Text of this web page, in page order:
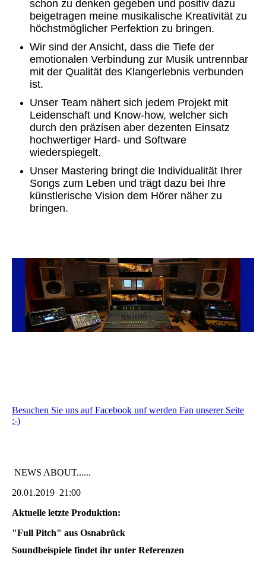
schon zu denken gegeben und positiv dazu
beigetragen meine musikalische Kreativität zu
höchstmöglicher Perfektion zu bringen.
Wir sind der Ansicht, dass die Tiefe der
emotionalen Verbindung zur Musik untrennbar
mit der Qualität des Klangerlebnis verbunden
ist.
Unser Team nähert sich jedem Projekt mit
Leidenschaft und Know-how, welcher sich
durch den präzisen aber dezenten Einsatz
hochwertiger Hard- und Software
wiederspiegelt.
Unser Mastering bringt die Individualität Ihrer
Songs zum Leben und trägt dazu bei Ihre
künstlerische Vision dem Hörer näher zu
bringen.
Besuchen Sie uns auf Facebook unf werden Fan unserer Seite
;-)
NEWS ABOUT......
20.01.2019 21:00
Aktuelle letzte Produktion:
"Full Pitch" aus Osnabrück
Soundbeispiele findet ihr unter Referenzen